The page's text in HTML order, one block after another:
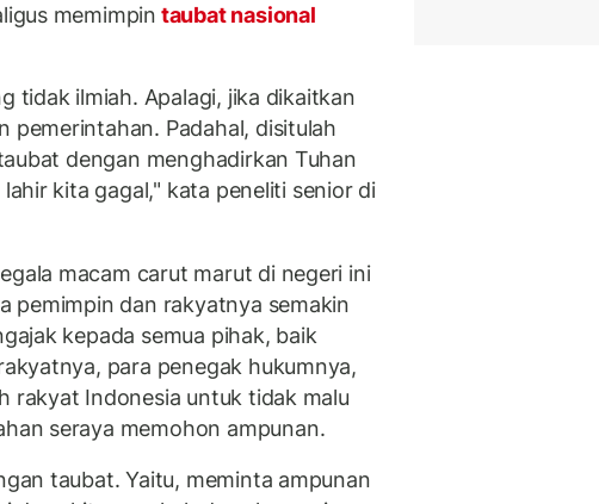
memimpin taubat nasional
tidak ilmiah. Apalagi, jika dikaitkan
pemerintahan. Padahal, disitulah
dengan menghadirkan Tuhan
kita gagal," kata peneliti senior di
macam carut marut di negeri ini
pemimpin dan rakyatnya semakin
kepada semua pihak, baik
para penegak hukumnya,
rakyat Indonesia untuk tidak malu
seraya memohon ampunan.
taubat. Yaitu, meminta ampunan